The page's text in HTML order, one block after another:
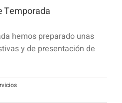
Temporada
hemos preparado unas
y de presentación de